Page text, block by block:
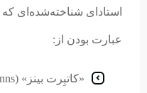
استادای شناخته‌شده‌ای
عبارت بودن از:
«کاتبِرت بینز» (Cuthbert Binns)